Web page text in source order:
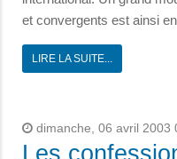
et convergents est ainsi
LIRE LA SUITE...
dimanche, 06 avril 2003